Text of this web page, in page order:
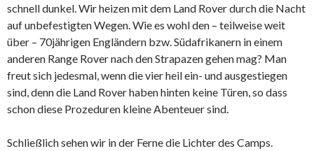
schnell dunkel. Wir heizen mit dem Land Rover durch die Nacht
auf unbefestigten Wegen. Wie es wohl den – teilweise weit
über – 70jährigen Engländern bzw. Südafrikanern in einem
anderen Range Rover nach den Strapazen gehen mag? Man
freut sich jedesmal, wenn die vier heil ein- und ausgestiegen
sind, denn die Land Rover haben hinten keine Türen, so dass
schon diese Prozeduren kleine Abenteuer sind.
Schließlich sehen wir in der Ferne die Lichter des Camps.